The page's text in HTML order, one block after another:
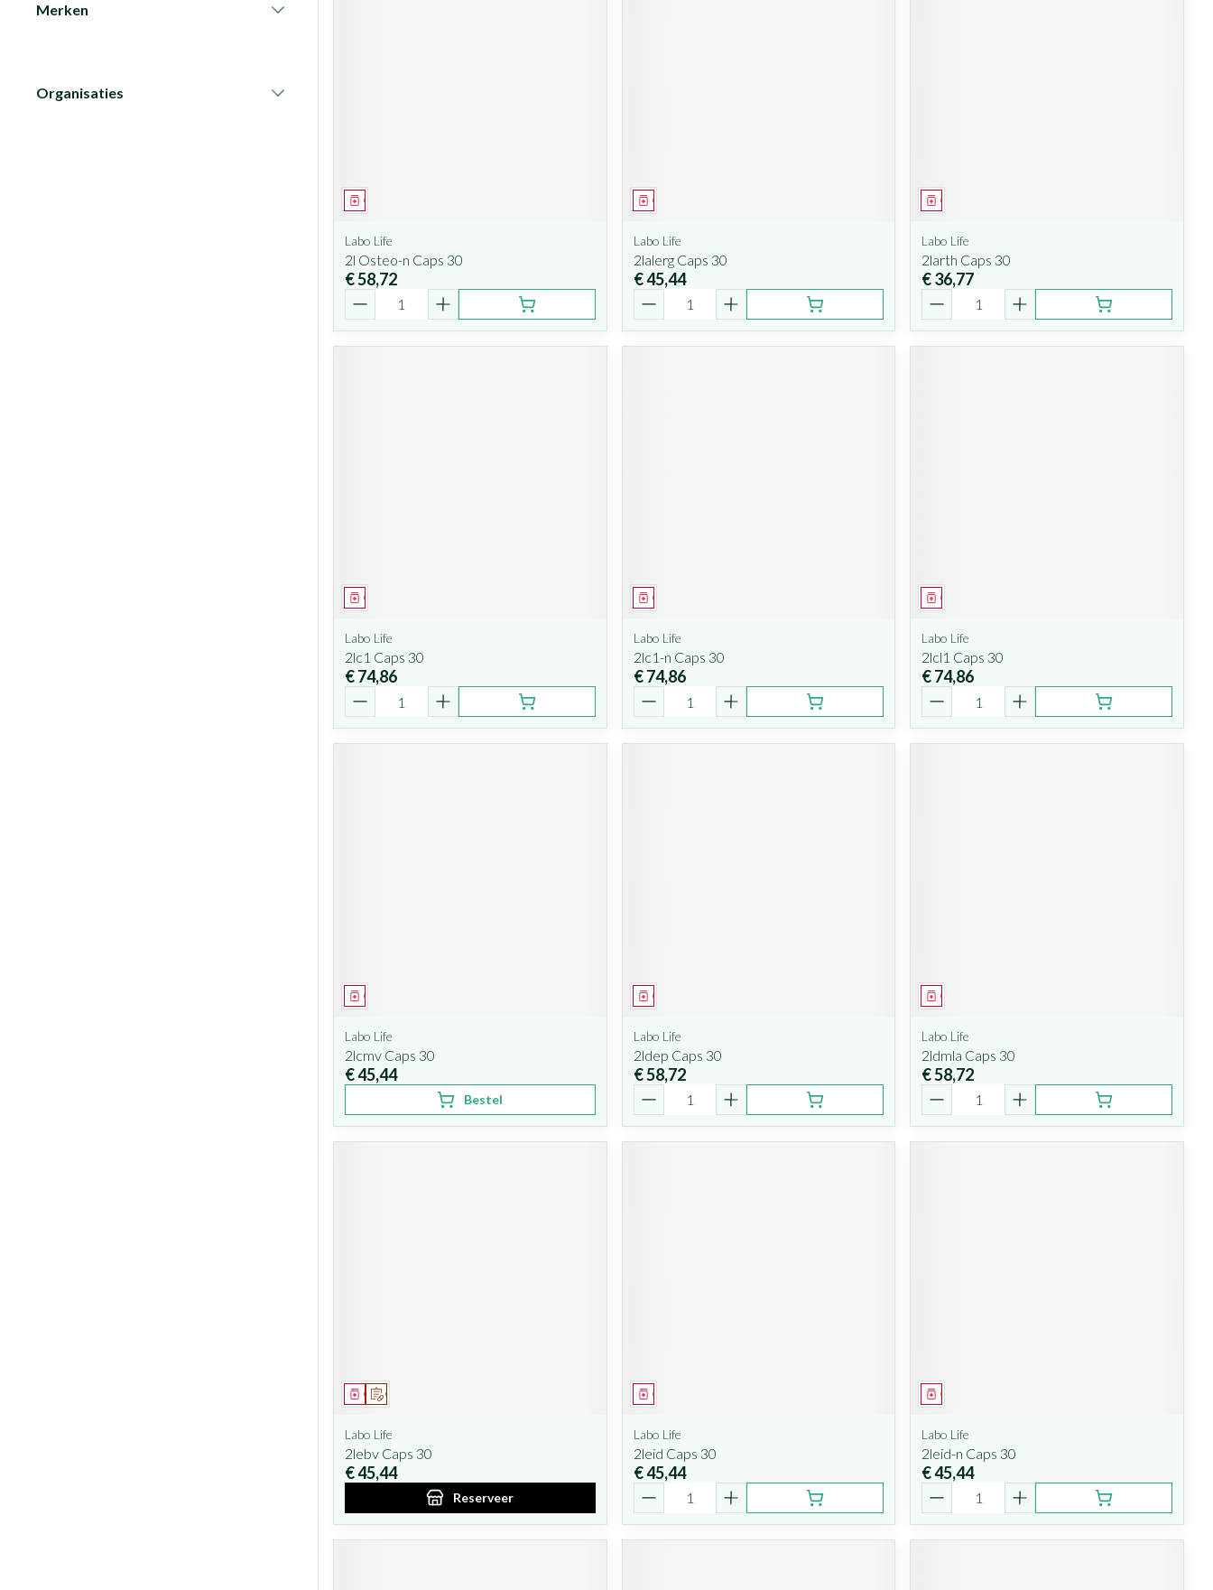
Merken
Organisaties
Geneesmiddel
Labo Life
2l Osteo-n Caps 30
€ 58,72
Geneesmiddel
Labo Life
2lalerg Caps 30
€ 45,44
Geneesmiddel
Labo Life
2larth Caps 30
€ 36,77
Geneesmiddel
Labo Life
2lc1 Caps 30
€ 74,86
Geneesmiddel
Labo Life
2lc1-n Caps 30
€ 74,86
Geneesmiddel
Labo Life
2lcl1 Caps 30
€ 74,86
Geneesmiddel
Labo Life
2lcmv Caps 30
€ 45,44
Bestel
Geneesmiddel
Labo Life
2ldep Caps 30
€ 58,72
Geneesmiddel
Labo Life
2ldmla Caps 30
€ 58,72
Op voorschrift
Geneesmiddel
Labo Life
2lebv Caps 30
€ 45,44
Reserveer
Geneesmiddel
Labo Life
2leid Caps 30
€ 45,44
Geneesmiddel
Labo Life
2leid-n Caps 30
€ 45,44